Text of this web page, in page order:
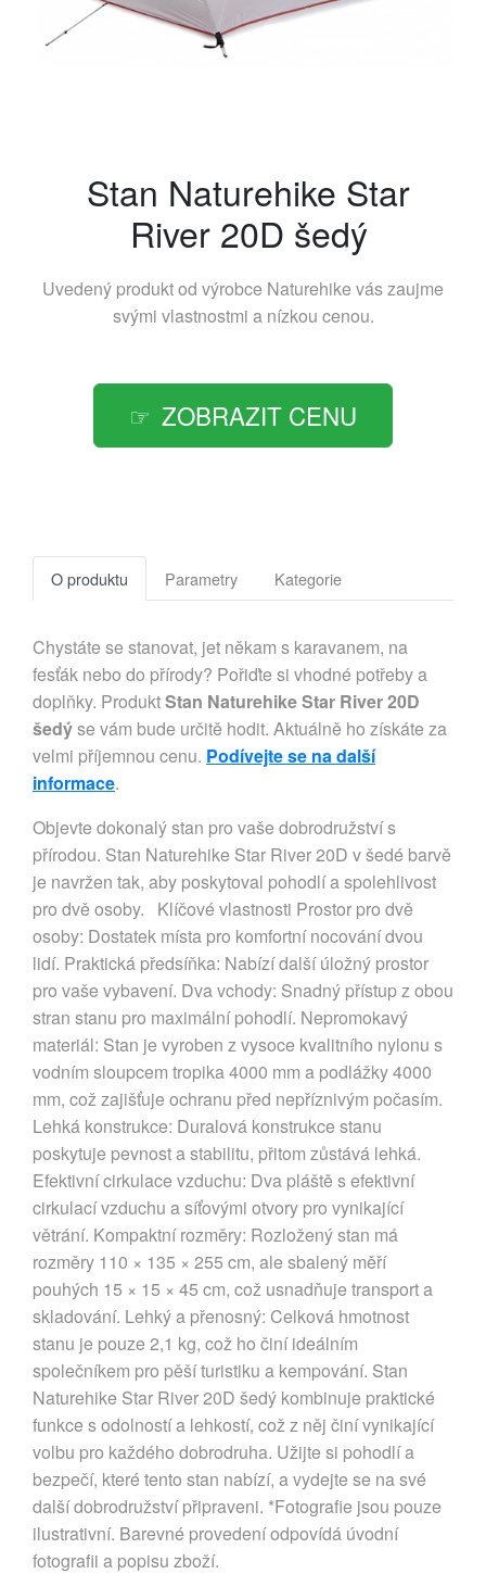
Stan Naturehike Star
River 20D šedý
Uvedený produkt od výrobce Naturehike vás zaujme
svými vlastnostmi a nízkou cenou.
ZOBRAZIT CENU
O produktu Parametry Kategorie
Chystáte se stanovat, jet někam s karavanem, na
fesťák nebo do přírody? Pořiďte si vhodné potřeby a
doplňky. ProduktStan Naturehike Star River 20D
šedýse vám bude určitě hodit. Aktuálně ho získáte za
velmi příjemnou cenu. Podívejte se na další
informace.
Objevte dokonalý stan pro vaše dobrodružství s
přírodou. Stan Naturehike Star River 20D v šedé barvě
je navržen tak, aby poskytoval pohodlí a spolehlivost
pro dvě osoby. Klíčové vlastnosti Prostor pro dvě
osoby: Dostatek místa pro komfortní nocování dvou
lidí. Praktická předsíňka: Nabízí další úložný prostor
pro vaše vybavení. Dva vchody: Snadný přístup z obou
stran stanu pro maximální pohodlí. Nepromokavý
materiál: Stan je vyroben z vysoce kvalitního nylonu s
vodním sloupcem tropika 4000 mm a podlážky 4000
mm, což zajišťuje ochranu před nepříznivým počasím.
Lehká konstrukce: Duralová konstrukce stanu
poskytuje pevnost a stabilitu, přitom zůstává lehká.
Efektivní cirkulace vzduchu: Dva pláště s efektivní
cirkulací vzduchu a síťovými otvory pro vynikající
větrání. Kompaktní rozměry: Rozložený stan má
rozměry 110 × 135 × 255 cm, ale sbalený měří
pouhých 15 × 15 × 45 cm, což usnadňuje transport a
skladování. Lehký a přenosný: Celková hmotnost
stanu je pouze 2,1 kg, což ho činí ideálním
společníkem pro pěší turistiku a kempování. Stan
Naturehike Star River 20D šedý kombinuje praktické
funkce s odolností a lehkostí, což z něj činí vynikající
volbu pro každého dobrodruha. Užijte si pohodlí a
bezpečí, které tento stan nabízí, a vydejte se na své
další dobrodružství připraveni. *Fotografie jsou pouze
ilustrativní. Barevné provedení odpovídá úvodní
fotografii a popisu zboží.